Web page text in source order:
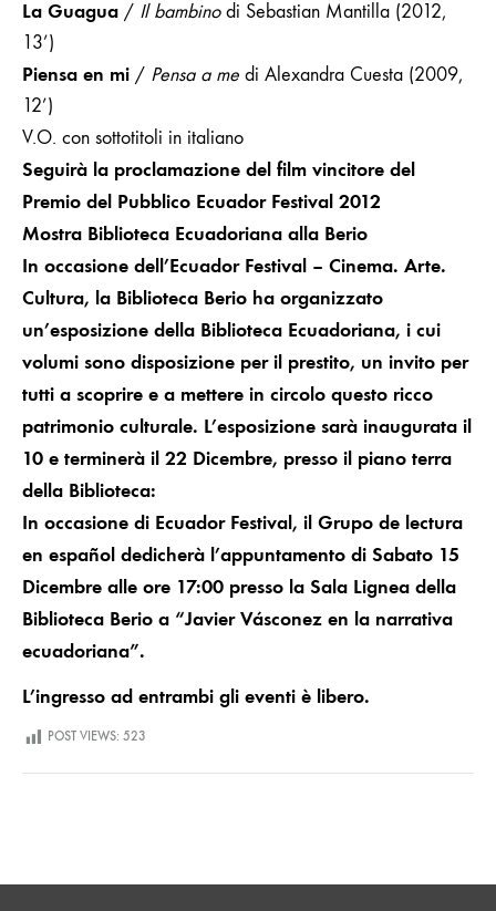
La Guagua / Il bambino di Sebastian Mantilla (2012,
13’)
Piensa en mi / Pensa a me di Alexandra Cuesta (2009,
12’)
V.O. con sottotitoli in italiano
Seguirà la proclamazione del film vincitore del
Premio del Pubblico Ecuador Festival 2012
Mostra Biblioteca Ecuadoriana alla Berio
In occasione dell’Ecuador Festival – Cinema. Arte.
Cultura, la Biblioteca Berio ha organizzato
un’esposizione della Biblioteca Ecuadoriana, i cui
volumi sono disposizione per il prestito, un invito per
tutti a scoprire e a mettere in circolo questo ricco
patrimonio culturale. L’esposizione sarà inaugurata il
10 e terminerà il 22 Dicembre, presso il piano terra
della Biblioteca:
In occasione di Ecuador Festival, il Grupo de lectura
en español dedicherà l’appuntamento di Sabato 15
Dicembre alle ore 17:00 presso la Sala Lignea della
Biblioteca Berio a “JavierVásconez en la narrativa
ecuadoriana”.
L’ingresso ad entrambi gli eventi è libero.
POST VIEWS: 523